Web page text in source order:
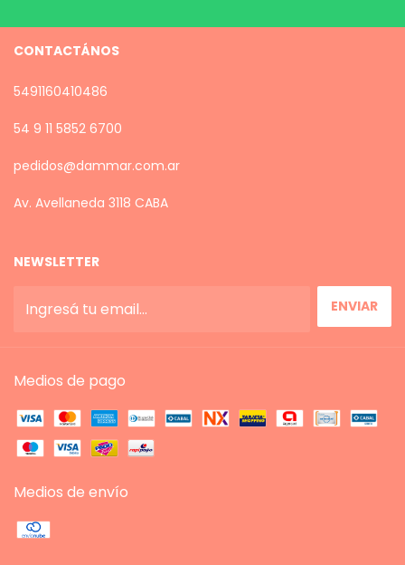
CONTACTÁNOS
5491160410486
54 9 11 5852 6700
pedidos@dammar.com.ar
Av. Avellaneda 3118 CABA
NEWSLETTER
Medios de pago
Medios de envío